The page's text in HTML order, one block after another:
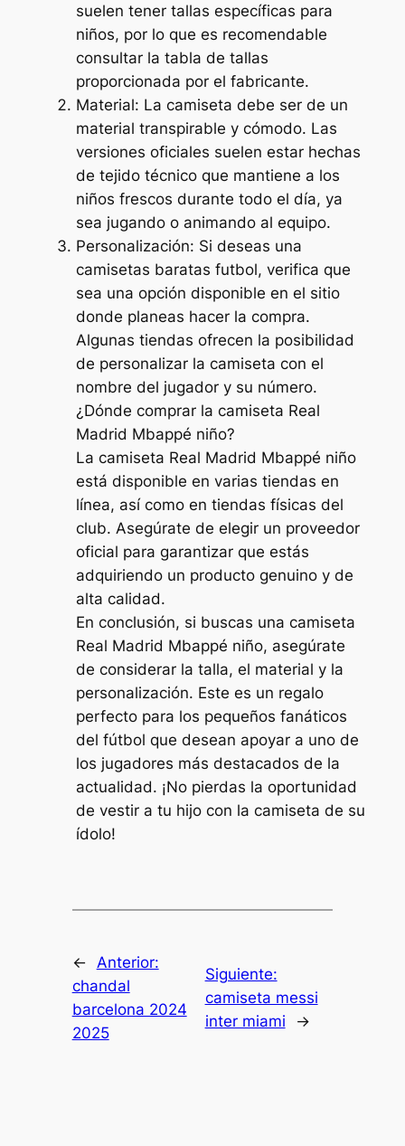
suelen tener tallas específicas para
niños, por lo que es recomendable
consultar la tabla de tallas
proporcionada por el fabricante.
Material: La camiseta debe ser de un
material transpirable y cómodo. Las
versiones oficiales suelen estar hechas
de tejido técnico que mantiene a los
niños frescos durante todo el día, ya
sea jugando o animando al equipo.
Personalización: Si deseas una
camisetas baratas futbol, verifica que
sea una opción disponible en el sitio
donde planeas hacer la compra.
Algunas tiendas ofrecen la posibilidad
de personalizar la camiseta con el
nombre del jugador y su número.
¿Dónde comprar la camiseta Real
Madrid Mbappé niño?
La camiseta Real Madrid Mbappé niño
está disponible en varias tiendas en
línea, así como en tiendas físicas del
club. Asegúrate de elegir un proveedor
oficial para garantizar que estás
adquiriendo un producto genuino y de
alta calidad.
En conclusión, si buscas una camiseta
Real Madrid Mbappé niño, asegúrate
de considerar la talla, el material y la
personalización. Este es un regalo
perfecto para los pequeños fanáticos
del fútbol que desean apoyar a uno de
los jugadores más destacados de la
actualidad. ¡No pierdas la oportunidad
de vestir a tu hijo con la camiseta de su
ídolo!
← Anterior:
chandal
barcelona 2024
2025
Siguiente:
camiseta messi
inter miami
→